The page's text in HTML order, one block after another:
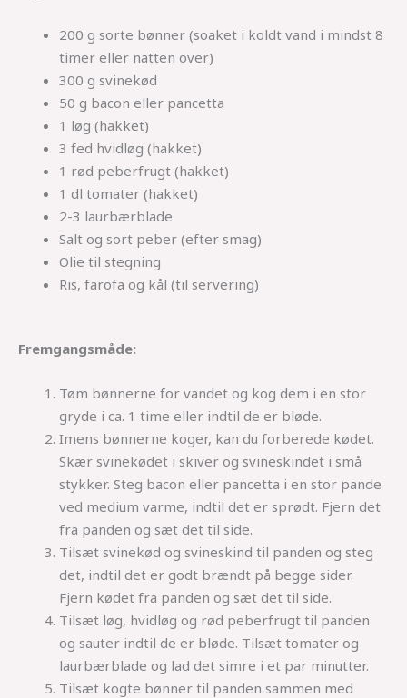
200 g sorte bønner (soaket i koldt vand i mindst 8
timer eller natten over)
300 g svinekød
50 g bacon eller pancetta
1 løg (hakket)
3 fed hvidløg (hakket)
1 rød peberfrugt (hakket)
1 dl tomater (hakket)
2-3 laurbærblade
Salt og sort peber (efter smag)
Olie til stegning
Ris, farofa og kål (til servering)
Fremgangsmåde:
Tøm bønnerne for vandet og kog dem i en stor
gryde i ca. 1 time eller indtil de er bløde.
Imens bønnerne koger, kan du forberede kødet.
Skær svinekødet i skiver og svineskindet i små
stykker. Steg bacon eller pancetta i en stor pande
ved medium varme, indtil det er sprødt. Fjern det
fra panden og sæt det til side.
Tilsæt svinekød og svineskind til panden og steg
det, indtil det er godt brændt på begge sider.
Fjern kødet fra panden og sæt det til side.
Tilsæt løg, hvidløg og rød peberfrugt til panden
og sauter indtil de er bløde. Tilsæt tomater og
laurbærblade og lad det simre i et par minutter.
Tilsæt kogte bønner til panden sammen med